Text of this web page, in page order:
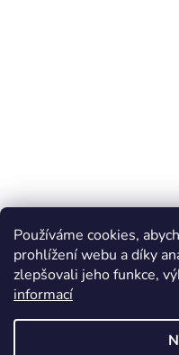
Používáme cookies,
prohlížení webu a díky
zlepšovali jeho funkce,
informací